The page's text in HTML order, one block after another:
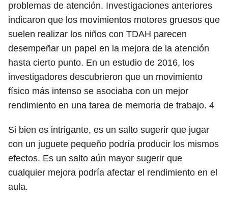
problemas de atención. Investigaciones anteriores
indicaron que los movimientos motores gruesos que
suelen realizar los niños con TDAH parecen
desempeñar un papel en la mejora de la atención
hasta cierto punto. En un estudio de 2016, los
investigadores descubrieron que un movimiento
físico más intenso se asociaba con un mejor
rendimiento en una tarea de memoria de trabajo. 4
Si bien es intrigante, es un salto sugerir que jugar
con un juguete pequeño podría producir los mismos
efectos. Es un salto aún mayor sugerir que
cualquier mejora podría afectar el rendimiento en el
aula.